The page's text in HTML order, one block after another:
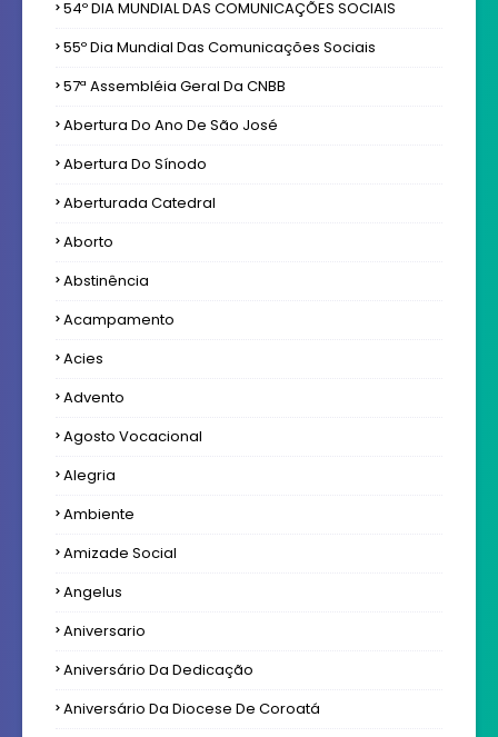
54º DIA MUNDIAL DAS COMUNICAÇÕES SOCIAIS
55º Dia Mundial Das Comunicações Sociais
57ª Assembléia Geral Da CNBB
Abertura Do Ano De São José
Abertura Do Sínodo
Aberturada Catedral
Aborto
Abstinência
Acampamento
Acies
Advento
Agosto Vocacional
Alegria
Ambiente
Amizade Social
Angelus
Aniversario
Aniversário Da Dedicação
Aniversário Da Diocese De Coroatá